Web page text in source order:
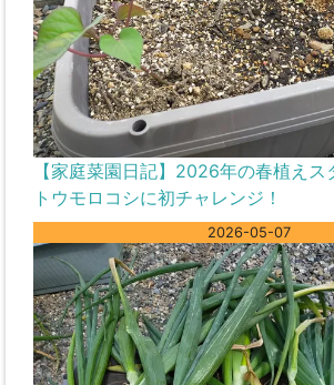
【家庭菜園日記】2026年の春植えス
トウモロコシに初チャレンジ！
2026-05-07